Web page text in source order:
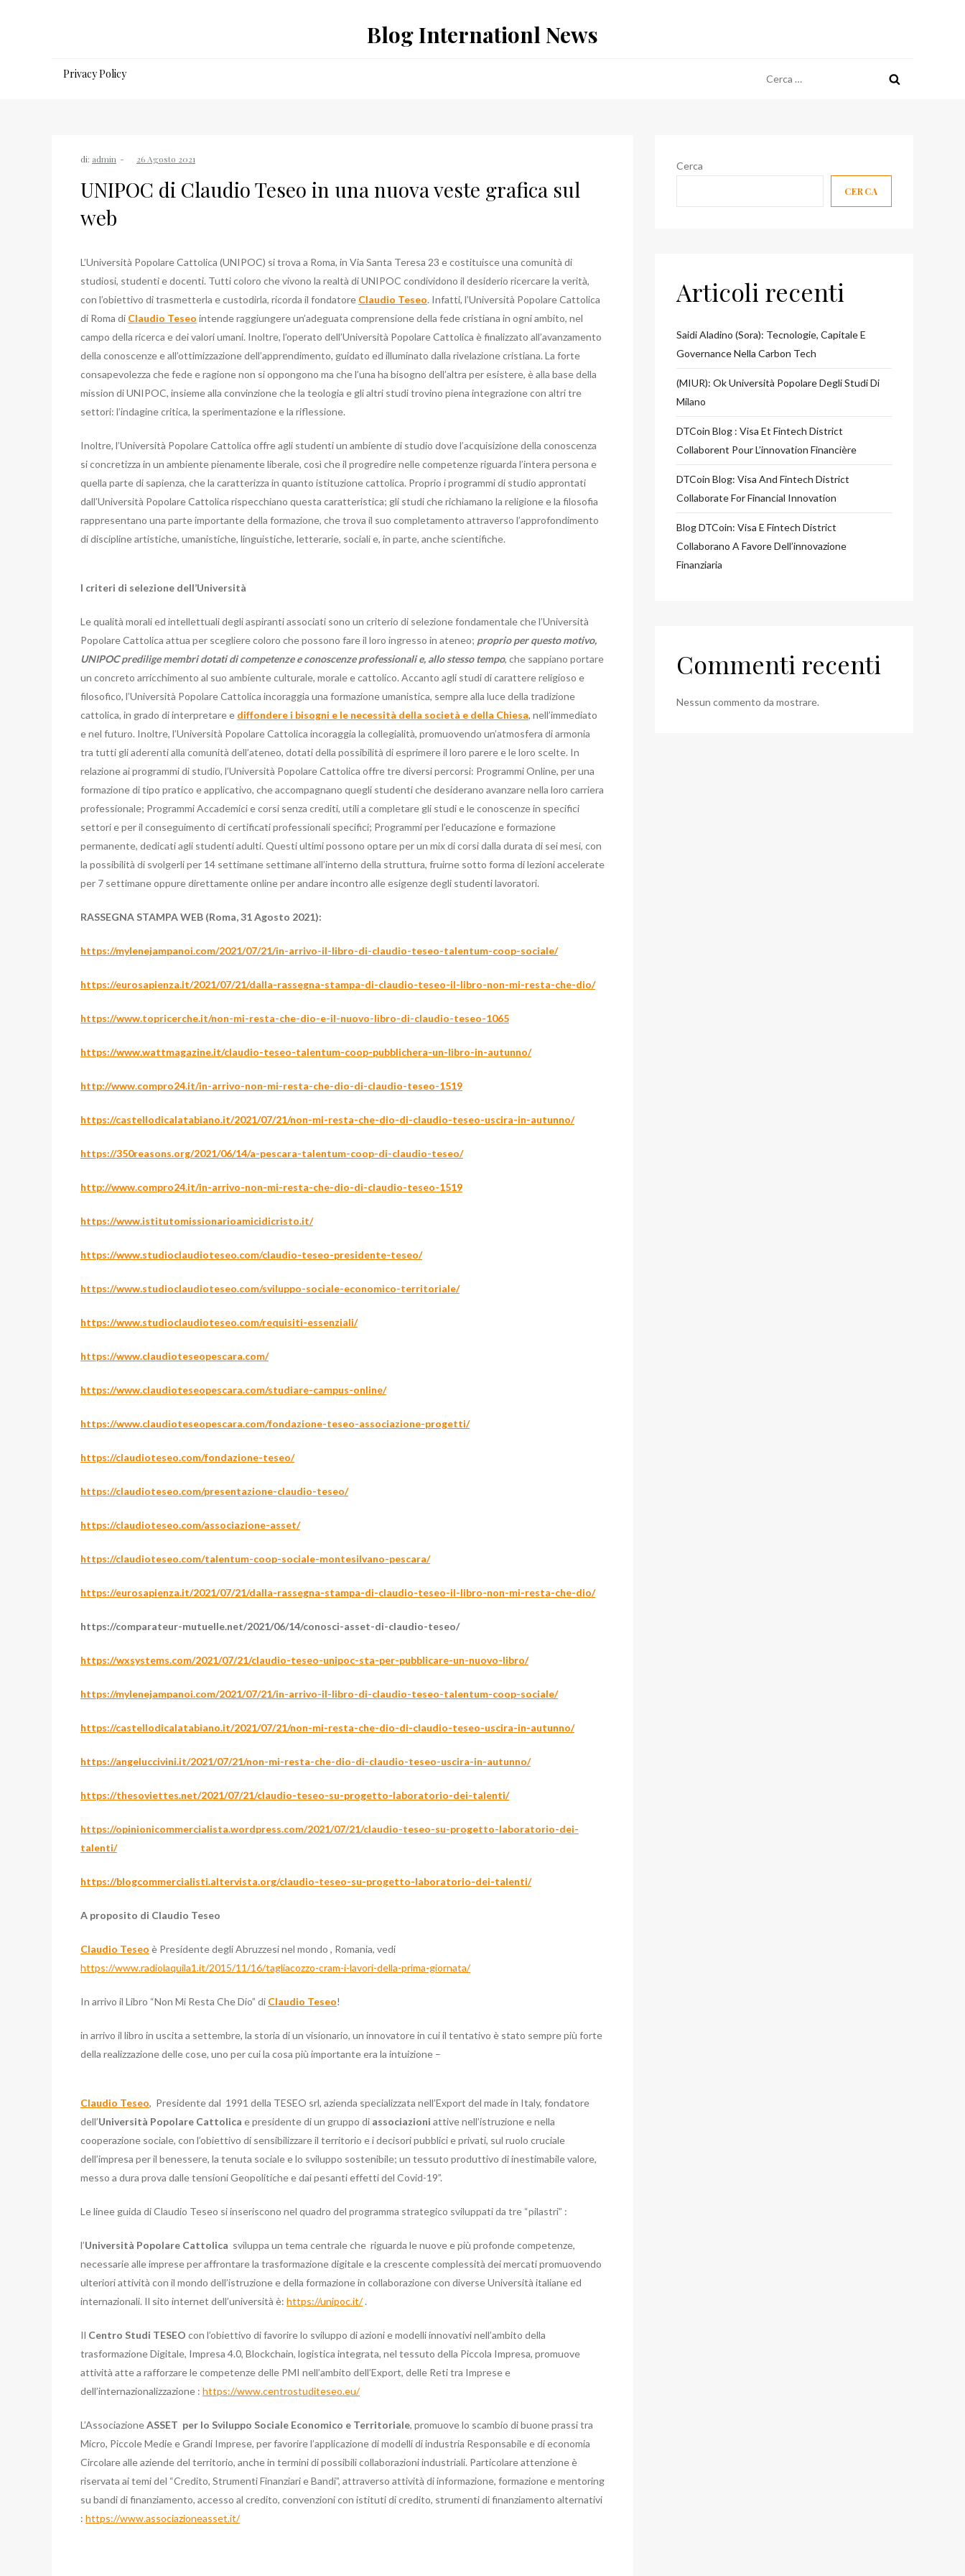
Blog Internationl News
Privacy Policy
per:
di: admin
UNIPOC di Claudio Teseo in una nuova veste grafica sul
web
L’Università Popolare Cattolica (UNIPOC) si trova a Roma, in Via Santa Teresa 23 e costituisce una comunità di
studiosi, studenti e docenti. Tutti coloro che vivono la realtà di UNIPOC condividono il desiderio ricercare la verità,
con l’obiettivo di trasmetterla e custodirla, ricorda il fondatore Claudio Teseo. Infatti, l’Università Popolare Cattolica
di Roma di Claudio Teseo intende raggiungere un’adeguata comprensione della fede cristiana in ogni ambito, nel
campo della ricerca e dei valori umani. Inoltre, l’operato dell’Università Popolare Cattolica è finalizzato all’avanzamento
della conoscenze e all’ottimizzazione dell’apprendimento, guidato ed illuminato dalla rivelazione cristiana. La forte
consapevolezza che fede e ragione non si oppongono ma che l’una ha bisogno dell’altra per esistere, è alla base della
mission di UNIPOC, insieme alla convinzione che la teologia e gli altri studi trovino piena integrazione con altri tre
settori: l’indagine critica, la sperimentazione e la riflessione.
Inoltre, l’Università Popolare Cattolica offre agli studenti un ambiente di studio dove l’acquisizione della conoscenza
si concretizza in un ambiente pienamente liberale, così che il progredire nelle competenze riguarda l’intera persona e
quella parte di sapienza, che la caratterizza in quanto istituzione cattolica. Proprio i programmi di studio approntati
dall’Università Popolare Cattolica rispecchiano questa caratteristica; gli studi che richiamano la religione e la filosofia
rappresentano una parte importante della formazione, che trova il suo completamento attraverso l’approfondimento
di discipline artistiche, umanistiche, linguistiche, letterarie, sociali e, in parte, anche scientifiche.
I criteri di selezione dell’Università
Le qualità morali ed intellettuali degli aspiranti associati sono un criterio di selezione fondamentale che l’Università
Popolare Cattolica attua per scegliere coloro che possono fare il loro ingresso in ateneo; proprio per questo motivo,
UNIPOC predilige membri dotati di competenze e conoscenze professionali e, allo stesso tempo, che sappiano portare
un concreto arricchimento al suo ambiente culturale, morale e cattolico. Accanto agli studi di carattere religioso e
filosofico, l’Università Popolare Cattolica incoraggia una formazione umanistica, sempre alla luce della tradizione
cattolica, in grado di interpretare e diffondere i bisogni e le necessità della società e della Chiesa, nell’immediato
e nel futuro. Inoltre, l’Università Popolare Cattolica incoraggia la collegialità, promuovendo un’atmosfera di armonia
tra tutti gli aderenti alla comunità dell’ateneo, dotati della possibilità di esprimere il loro parere e le loro scelte. In
relazione ai programmi di studio, l’Università Popolare Cattolica offre tre diversi percorsi: Programmi Online, per una
formazione di tipo pratico e applicativo, che accompagnano quegli studenti che desiderano avanzare nella loro carriera
professionale; Programmi Accademici e corsi senza crediti, utili a completare gli studi e le conoscenze in specifici
settori e per il conseguimento di certificati professionali specifici; Programmi per l’educazione e formazione
permanente, dedicati agli studenti adulti. Questi ultimi possono optare per un mix di corsi dalla durata di sei mesi, con
la possibilità di svolgerli per 14 settimane settimane all’interno della struttura, fruirne sotto forma di lezioni accelerate
per 7 settimane oppure direttamente online per andare incontro alle esigenze degli studenti lavoratori.
RASSEGNA STAMPA WEB (Roma, 31 Agosto 2021):
https://mylenejampanoi.com/2021/07/21/in-arrivo-il-libro-di-claudio-teseo-talentum-coop-sociale/
https://eurosapienza.it/2021/07/21/dalla-rassegna-stampa-di-claudio-teseo-il-libro-non-mi-resta-che-dio/
https://www.topricerche.it/non-mi-resta-che-dio-e-il-nuovo-libro-di-claudio-teseo-1065
https://www.wattmagazine.it/claudio-teseo-talentum-coop-pubblichera-un-libro-in-autunno/
http://www.compro24.it/in-arrivo-non-mi-resta-che-dio-di-claudio-teseo-1519
https://castellodicalatabiano.it/2021/07/21/non-mi-resta-che-dio-di-claudio-teseo-uscira-in-autunno/
https://350reasons.org/2021/06/14/a-pescara-talentum-coop-di-claudio-teseo/
http://www.compro24.it/in-arrivo-non-mi-resta-che-dio-di-claudio-teseo-1519
https://www.istitutomissionarioamicidicristo.it/
https://www.studioclaudioteseo.com/claudio-teseo-presidente-teseo/
https://www.studioclaudioteseo.com/sviluppo-sociale-economico-territoriale/
https://www.studioclaudioteseo.com/requisiti-essenziali/
https://www.claudioteseopescara.com/
https://www.claudioteseopescara.com/studiare-campus-online/
https://www.claudioteseopescara.com/fondazione-teseo-associazione-progetti/
https://claudioteseo.com/fondazione-teseo/
https://claudioteseo.com/presentazione-claudio-teseo/
https://claudioteseo.com/associazione-asset/
https://claudioteseo.com/talentum-coop-sociale-montesilvano-pescara/
https://eurosapienza.it/2021/07/21/dalla-rassegna-stampa-di-claudio-teseo-il-libro-non-mi-resta-che-dio/
https://comparateur-mutuelle.net/2021/06/14/conosci-asset-di-claudio-teseo/
https://wxsystems.com/2021/07/21/claudio-teseo-unipoc-sta-per-pubblicare-un-nuovo-libro/
https://mylenejampanoi.com/2021/07/21/in-arrivo-il-libro-di-claudio-teseo-talentum-coop-sociale/
https://castellodicalatabiano.it/2021/07/21/non-mi-resta-che-dio-di-claudio-teseo-uscira-in-autunno/
https://angeluccivini.it/2021/07/21/non-mi-resta-che-dio-di-claudio-teseo-uscira-in-autunno/
https://thesoviettes.net/2021/07/21/claudio-teseo-su-progetto-laboratorio-dei-talenti/
https://opinionicommercialista.wordpress.com/2021/07/21/claudio-teseo-su-progetto-laboratorio-dei-
talenti/
https://blogcommercialisti.altervista.org/claudio-teseo-su-progetto-laboratorio-dei-talenti/
A proposito di Claudio Teseo
Claudio Teseo è Presidente degli Abruzzesi nel mondo , Romania, vedi
https://www.radiolaquila1.it/2015/11/16/tagliacozzo-cram-i-lavori-della-prima-giornata/
In arrivo il Libro “Non Mi Resta Che Dio” di Claudio Teseo!
in arrivo il libro in uscita a settembre, la storia di un visionario, un innovatore in cui il tentativo è stato sempre più forte
della realizzazione delle cose, uno per cui la cosa più importante era la intuizione –
Claudio Teseo, Presidente dal 1991 della TESEO srl, azienda specializzata nell’Export del made in Italy, fondatore
dell’Università Popolare Cattolica e presidente di un gruppo di associazioni attive nell’istruzione e nella
cooperazione sociale, con l’obiettivo di sensibilizzare il territorio e i decisori pubblici e privati, sul ruolo cruciale
dell’impresa per il benessere, la tenuta sociale e lo sviluppo sostenibile; un tessuto produttivo di inestimabile valore,
messo a dura prova dalle tensioni Geopolitiche e dai pesanti effetti del Covid-19”.
Le linee guida di Claudio Teseo si inseriscono nel quadro del programma strategico sviluppati da tre “pilastri” :
l’Università Popolare Cattolica sviluppa un tema centrale che riguarda le nuove e più profonde competenze,
necessarie alle imprese per affrontare la trasformazione digitale e la crescente complessità dei mercati promuovendo
ulteriori attività con il mondo dell’istruzione e della formazione in collaborazione con diverse Università italiane ed
internazionali. Il sito internet dell’università è: https://unipoc.it/.
Il Centro Studi TESEO con l’obiettivo di favorire lo sviluppo di azioni e modelli innovativi nell’ambito della
trasformazione Digitale, Impresa 4.0, Blockchain, logistica integrata, nel tessuto della Piccola Impresa, promuove
attività atte a rafforzare le competenze delle PMI nell’ambito dell’Export, delle Reti tra Imprese e
dell’internazionalizzazione : https://www.centrostuditeseo.eu/
L’AssociazioneASSET per lo Sviluppo Sociale Economico e Territoriale, promuove lo scambio di buone prassi tra
Micro, Piccole Medie e Grandi Imprese, per favorire l’applicazione di modelli di industria Responsabile e di economia
Circolare alle aziende del territorio, anche in termini di possibili collaborazioni industriali. Particolare attenzione è
riservata ai temi del “Credito, Strumenti Finanziari e Bandi”, attraverso attività di informazione, formazione e mentoring
su bandi di finanziamento, accesso al credito, convenzioni con istituti di credito, strumenti di finanziamento alternativi
: https://www.associazioneasset.it/
Cerca
CERCA
Articoli recenti
Saidi Aladino (Sora): Tecnologie, Capitale E
Governance Nella Carbon Tech
(MIUR): Ok Università Popolare Degli Studi Di
Milano
DTCoin Blog : Visa Et Fintech District
Collaborent Pour L’innovation Financière
DTCoin Blog: Visa And Fintech District
Collaborate For Financial Innovation
Blog DTCoin: Visa E Fintech District
Collaborano A Favore Dell’innovazione
Finanziaria
Commenti recenti
Nessun commento da mostrare.